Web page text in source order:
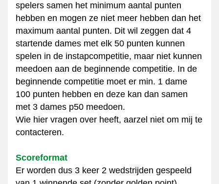
spelers samen het minimum aantal punten
hebben en mogen ze niet meer hebben dan het
maximum aantal punten. Dit wil zeggen dat 4
startende dames met elk 50 punten kunnen
spelen in de instapcompetitie, maar niet kunnen
meedoen aan de beginnende competitie. In de
beginnende competitie moet er min. 1 dame
100 punten hebben en deze kan dan samen
met 3 dames p50 meedoen.
Wie hier vragen over heeft, aarzel niet om mij te
contacteren.
Scoreformat
Er worden dus 3 keer 2 wedstrijden gespeeld